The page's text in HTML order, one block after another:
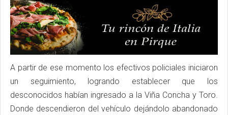
A partir de ese momento los efectivos policiales iniciaron
un seguimiento, logrando establecer que los
desconocidos habían ingresado a la Viña Concha y Toro.
Donde descendieron del vehículo dejándolo abandonado